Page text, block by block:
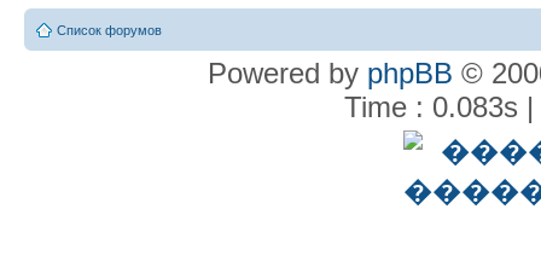
Список форумов
Powered by phpBB ©
Time : 0.083s